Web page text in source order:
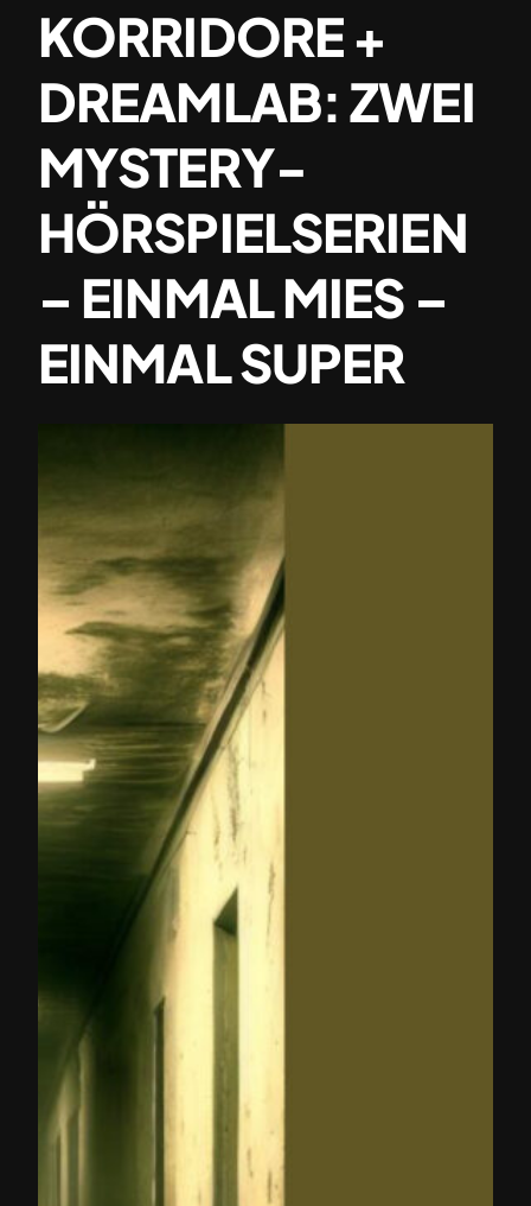
KORRIDORE +
DREAMLAB: ZWEI
MYSTERY-
HÖRSPIELSERIEN
– EINMAL MIES –
EINMAL SUPER